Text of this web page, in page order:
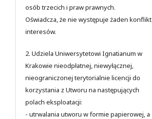
osób trzecich i praw prawnych.
Oświadcza, że nie występuje żaden konflikt
interesów.
2. Udziela Uniwersytetowi Ignatianum w
Krakowie nieodpłatnej, niewyłącznej,
nieograniczonej terytorialnie licencji do
korzystania z Utworu na następujących
polach eksploatacji:
- utrwalania utworu w formie papierowej, a